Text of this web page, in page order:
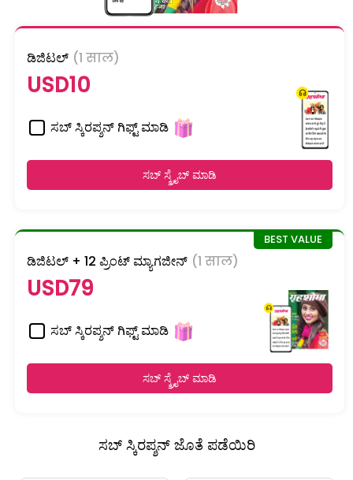
ಡಿಜಿಟಲ್ (1 साल)
USD10
ಸಬ್ ಸ್ಕಿರಪ್ಶನ್ ಗಿಫ್ಟ್ ಮಾಡಿ
ಸಬ್ ಸ್ಕ್ರೈಬ್ ಮಾಡಿ
ಡಿಜಿಟಲ್ + 12 ಪ್ರಿಂಟ್ ಮ್ಯಾಗಜೀನ್ (1 साल)
USD79
ಸಬ್ ಸ್ಕಿರಪ್ಶನ್ ಗಿಫ್ಟ್ ಮಾಡಿ
ಸಬ್ ಸ್ಕ್ರೈಬ್ ಮಾಡಿ
ಸಬ್ ಸ್ಕಿರಪ್ಶನ್ ಜೊತೆ ಪಡೆಯಿರಿ